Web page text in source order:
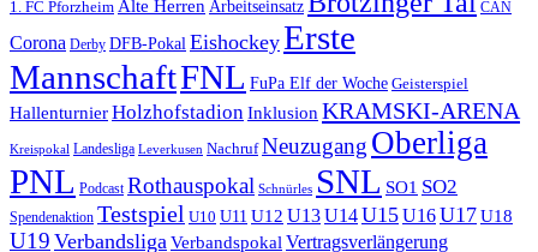
1. FC Pforzheim Alte Herren Arbeitseinsatz CAN
Corona Derby DFB-Pokal EishockeyErste
MannschaftFNL FuPa Elf der Woche Geisterspiel
HallenturnierHolzhofstadion Inklusion KRAMSKI-ARENA
Kreispokal Landesliga Leverkusen Nachruf Neuzugang Oberliga
PNL Podcast Rothauspokal Schnürles SNL SO1 SO2
Spendenaktion Testspiel U10 U11 U12 U13U14U15U16U17U18
U19 Verbandsliga Verbandspokal Vertragsverlängerung